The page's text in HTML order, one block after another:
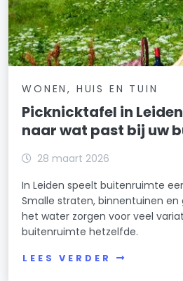
WONEN, HUIS EN TUIN
Picknicktafel in
naar wat past bij uw
28 maart 2026
In Leiden speelt buitenruimte
Smalle straten, binnentuinen en
het water zorgen voor veel
buitenruimte hetzelfde.
LEES VERDER